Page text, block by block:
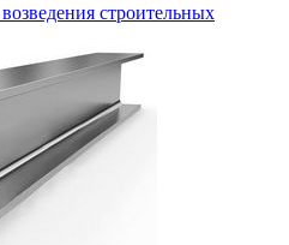
строительных